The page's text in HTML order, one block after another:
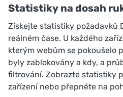
Statistiky na dosah
Získejte statistiky požadavků
reálném čase. U každého
kterým webům se pokoušelo
byly zablokovány a kdy, a
filtrování. Zobrazte statistiky
zařízení nebo přepněte na